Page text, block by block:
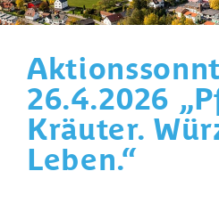
26.4.2026
Kräuter.
Leben.“